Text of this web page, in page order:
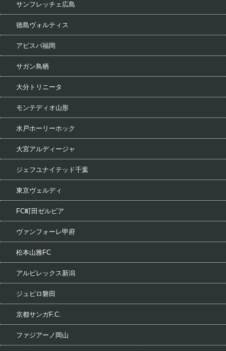
サンフレッチェ広島
徳島ヴォルティス
アビスパ福岡
サガン鳥栖
大分トリニータ
モンテディオ山形
水戸ホーリーホック
大宮アルディージャ
ジェフユナイテッド千葉
東京ヴェルディ
FC町田ゼルビア
ヴァンフォーレ甲府
松本山雅FC
アルビレックス新潟
ジュビロ磐田
京都サンガF.C.
ファジアーノ岡山